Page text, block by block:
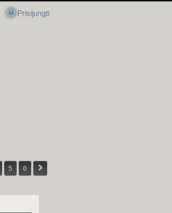
Prisijungti
5 6